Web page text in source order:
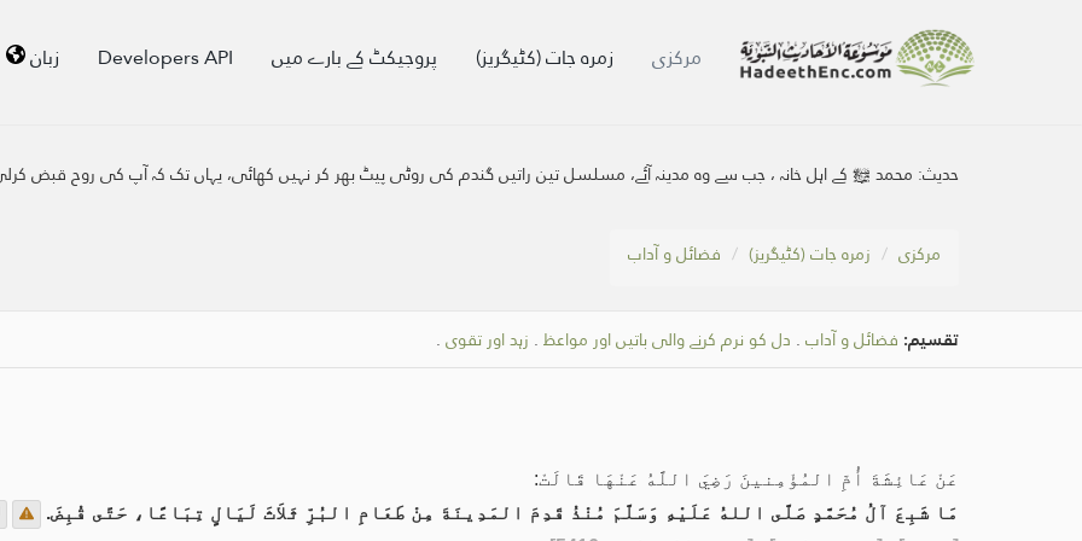
مرکزی زمرہ جات (کٹیگریز) پروجیکٹ کے بارے میں Developers API زبان
حدیث: محمد ﷺ کے اہل خانہ ، جب سے وہ مدینہ آئے، مسلسل تین راتیں گندم کی روٹی پیٹ بھر کر نہیں کھائی، یہاں تک کہ آپ کی روح قبض
مرکزی زمرہ جات (کٹیگریز) فضائل و آداب
تقسیم: فضائل و آداب . دل کو نرم کرنے والی باتیں اور مواعظ . زہد اور تقوی .
عَنْ عَائِشَةَ أُمِّ المُؤْمِنينَ رَضِيَ اللَّهُ عَنْهَا قَالَتْ:
مَا شَبِعَ آلُ مُحَمَّدٍ صَلَّى اللهُ عَلَيْهِ وَسَلَّمَ مُنْذُ قَدِمَ المَدِينَةَ مِنْ طَعَامِ البُرِّ ثَلاَثَ لَيَالٍ تِبَاعًا، حَتَّى قُبِضَ.